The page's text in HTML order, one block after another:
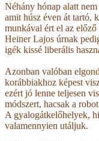
Néhány hónap alatt
amit húsz éven át tartó,
munkával ért el az
Heiner Lajos úrnak
igék kissé liberális
Azonban valóban
korábbiakhoz képest
ezért jó lenne teljesen
módszert, hacsak a
A gyalogátkelőhelyek,
valamennyien utáljuk.